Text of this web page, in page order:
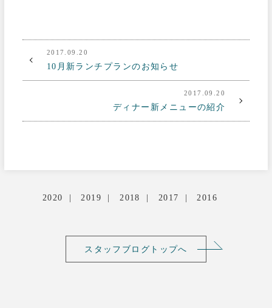
2017.09.20
10月新ランチプランのお知らせ
2017.09.20
ディナー新メニューの紹介
2020 2019 2018 2017 2016
スタッフブログトップへ